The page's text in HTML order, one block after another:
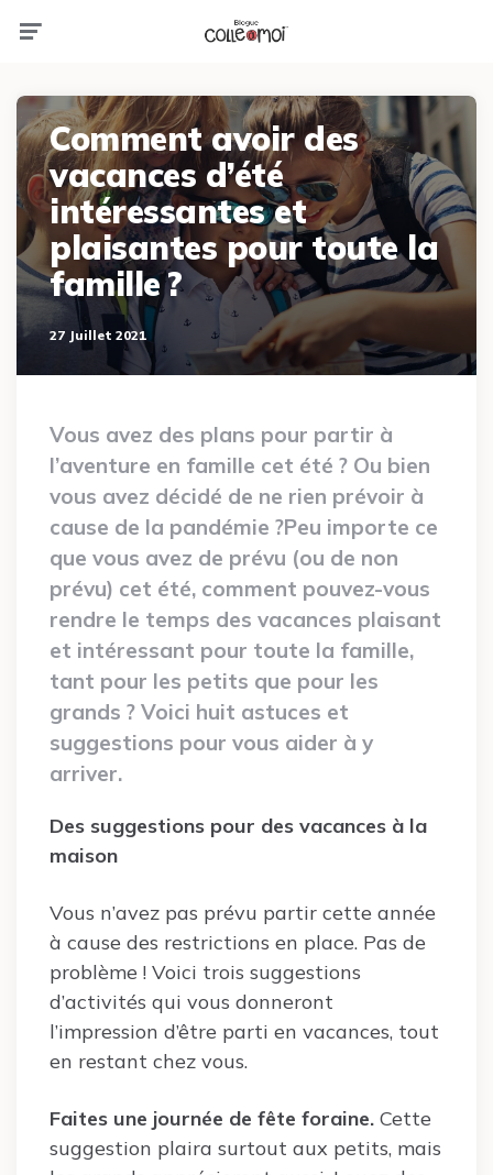
Comment avoir des
vacances d’été
intéressantes et
plaisantes pour toute la
famille ?
27 Juillet 2021
Vous avez des plans pour partir à
l’aventure en famille cet été ? Ou bien
vous avez décidé de ne rien prévoir à
cause de la pandémie ?Peu importe ce
que vous avez de prévu (ou de non
prévu) cet été, comment pouvez-vous
rendre le temps des vacances plaisant
et intéressant pour toute la famille,
tant pour les petits que pour les
grands ? Voici huit astuces et
suggestions pour vous aider à y
arriver.
Des suggestions pour des vacances à la
maison
Vous n’avez pas prévu partir cette année
à cause des restrictions en place. Pas de
problème ! Voici trois suggestions
d’activités qui vous donneront
l’impression d’être parti en vacances, tout
en restant chez vous.
Faites une journée de fête foraine. Cette
suggestion plaira surtout aux petits, mais